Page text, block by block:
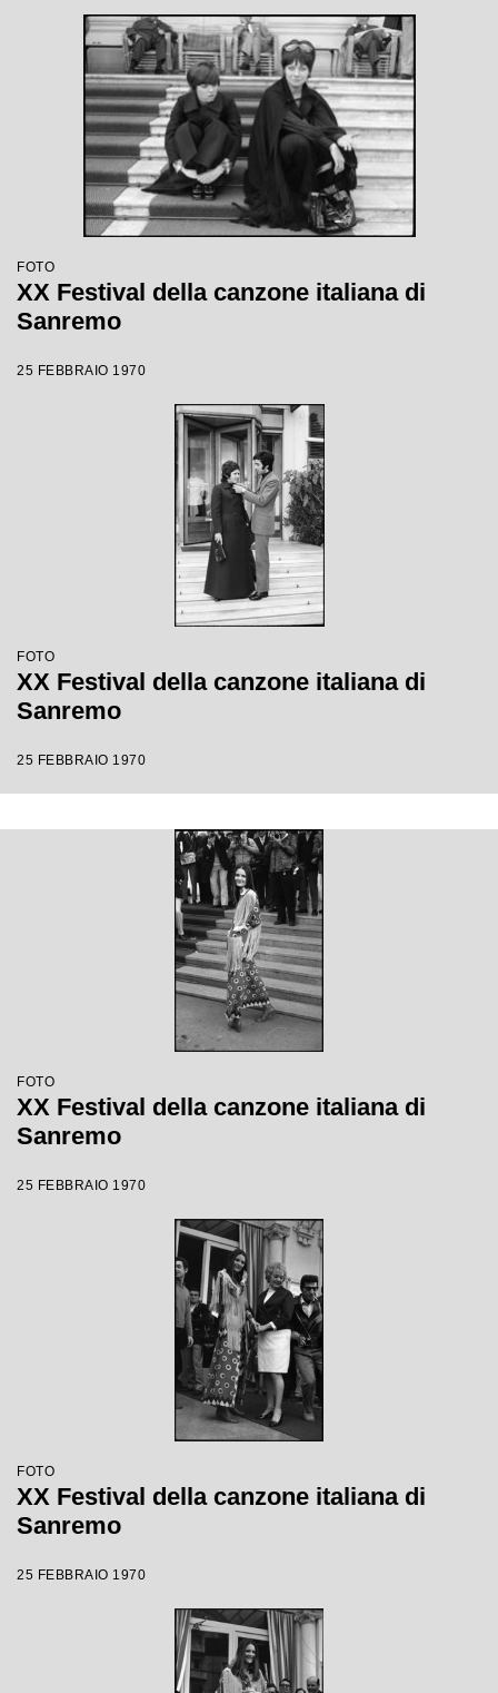
FOTO
XX Festival della canzone italiana di
Sanremo
25 FEBBRAIO 1970
FOTO
XX Festival della canzone italiana di
Sanremo
25 FEBBRAIO 1970
FOTO
XX Festival della canzone italiana di
Sanremo
25 FEBBRAIO 1970
FOTO
XX Festival della canzone italiana di
Sanremo
25 FEBBRAIO 1970